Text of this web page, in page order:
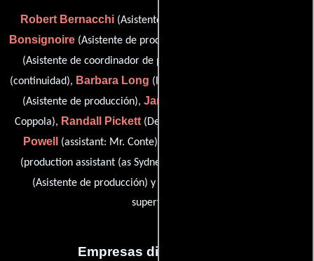
Robert Bernacchi (Asistente de producción),
Bonsignoire(Asistente de producción),
(Asistente de coordinador de producción),
(continuidad), Barbara Long (location auditor),
(Asistente de producción), James Oseland
Coppola), Randall Pickett(Departamento técnico),
Powell
(assistant: Mr. Conte),
(production assistant (as Sydney Conrad)),
(Asistente de producción) y
supervisor)
Empresas distribuidoras